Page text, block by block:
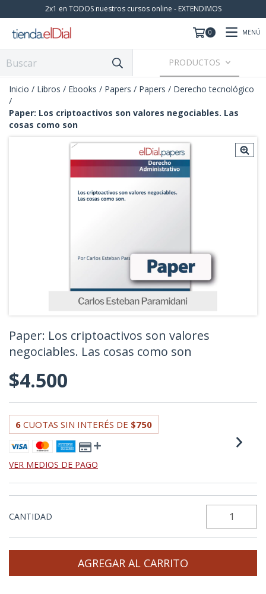
2x1 en TODOS nuestros cursos online - EXTENDIMOS
0 MENÚ
PRODUCTOS
Inicio / Libros / Ebooks / Papers / Papers / Derecho tecnológico
/
Paper: Los criptoactivos son valores negociables. Las
cosas como son
Paper: Los criptoactivos son valores
negociables. Las cosas como son
$4.500
6 CUOTAS SIN INTERÉS DE $750
VER MEDIOS DE PAGO
CANTIDAD